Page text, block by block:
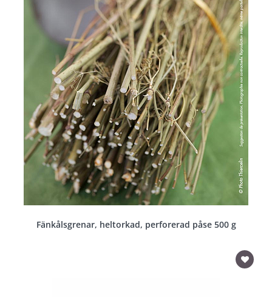
Fänkålsgrenar, heltorkad, perforerad påse 500 g